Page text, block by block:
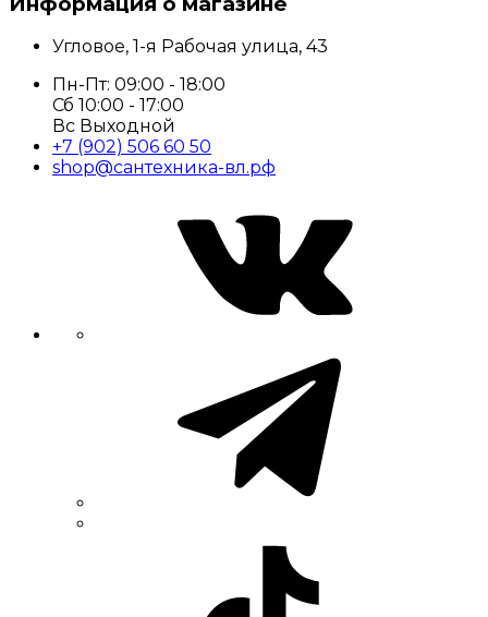
Угловое, 1-я Рабочая улица, 43
Пн-Пт: 09:00 - 18:00
Сб 10:00 - 17:00
Вс Выходной
+7 (902) 506 60 50
shop@сантехника-вл.рф